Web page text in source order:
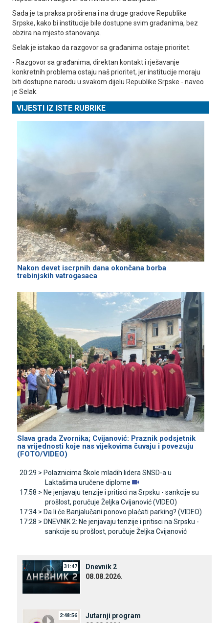
Sada je ta praksa proširena i na druge gradove Republike
Srpske, kako bi institucije bile dostupne svim građanima, bez
obzira na mjesto stanovanja.
Selak je istakao da razgovor sa građanima ostaje prioritet.
- Razgovor sa građanima, direktan kontakt i rješavanje
konkretnih problema ostaju naš prioritet, jer institucije moraju
biti dostupne narodu u svakom dijelu Republike Srpske - naveo
je Selak.
VIJESTI IZ ISTE RUBRIKE
Nakon devet iscrpnih dana okončana borba
trebinjskih vatrogasaca
Slava grada Zvornika; Cvijanović: Praznik podsjetnik
na vrijednosti koje nas vijekovima čuvaju i povezuju
(FOTO/VIDEO)
20:29 > Polaznicima Škole mladih lidera SNSD-a u
Laktašima uručene diplome
17:58 > Ne jenjavaju tenzije i pritisci na Srpsku - sankcije su
prošlost, poručuje Željka Cvijanović (VIDEO)
17:34 > Da li će Banjalučani ponovo plaćati parking? (VIDEO)
17:28 > DNEVNIK 2: Ne jenjavaju tenzije i pritisci na Srpsku -
sankcije su prošlost, poručuje Željka Cvijanović
31:47
Dnevnik 2
08.08.2026.
2:48:56
Јutarnji program